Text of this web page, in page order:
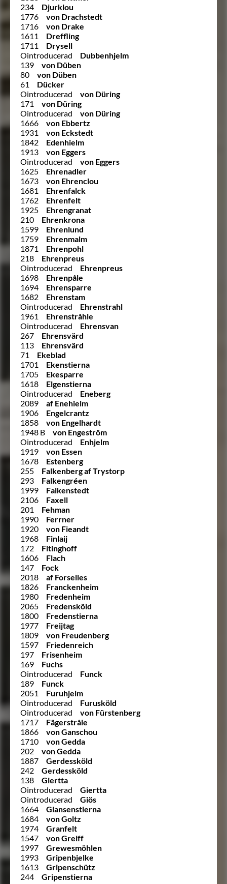
234
Djurklou
1776
von Drachstedt
1716
von Drake
1611
Dreffling
1711
Drysell
Ointroducerad
Dubbenhjelm
139
von Düben
80
von Düben
61
Dücker
Ointroducerad
von Düring
171
von Düring
Ointroducerad
von Düring
1666
von Ebbertz
1931
von Eckstedt
1842
Edenhielm
1913
von Eggers
Ointroducerad
von Eggers
1625
Ehrenadler
1673
von Ehrenclou
1681
Ehrenfalck
1762
Ehrenfelt
1925
Ehrengranat
210
Ehrenkrona
1599
Ehrenlund
1759
Ehrenmalm
1871
Ehrenpohl
218
Ehrenpreus
Ointroducerad
Ehrenpreus
1698
Ehrenpåle
1694
Ehrensparre
1682
Ehrenstam
Ointroducerad
Ehrenstrahl
1961
Ehrenstråhle
Ointroducerad
Ehrensvan
267
Ehrensvärd
113
Ehrensvärd
71
Ekeblad
1701
Ekenstierna
1705
Ekesparre
1618
Elgenstierna
Ointroducerad
Eneberg
2089
af Enehielm
1906
Engelcrantz
1858
von Engelhardt
1948 B
von Engeström
Ointroducerad
Enhjelm
1919
von Essen
1678
Estenberg
255
Falkenberg af Trystorp
293
Falkengréen
1999
Falkenstedt
2106
Faxell
201
Fehman
1990
Ferrner
1920
von Fieandt
1968
Finlaij
172
Fitinghoff
1606
Flach
147
Fock
2018
af Forselles
1826
Franckenheim
1980
Fredenheim
2065
Fredensköld
1800
Fredenstierna
1977
Freijtag
1809
von Freudenberg
1597
Friedenreich
197
Frisenheim
169
Fuchs
Ointroducerad
Funck
189
Funck
2051
Furuhjelm
Ointroducerad
Furusköld
Ointroducerad
von Fürstenberg
1717
Fägerstråle
1866
von Ganschou
1710
von Gedda
202
von Gedda
1887
Gerdessköld
242
Gerdessköld
138
Giertta
Ointroducerad
Giertta
Ointroducerad
Giös
1664
Glansenstierna
1684
von Goltz
1974
Granfelt
1547
von Greiff
1997
Grewesmöhlen
1993
Gripenbjelke
1613
Gripenschütz
244
Gripenstierna